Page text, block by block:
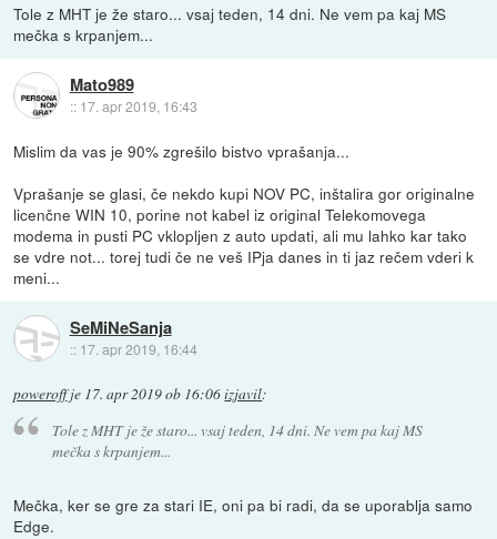
Tole z MHT je že staro... vsaj teden, 14 dni. Ne vem pa kaj MS
mečka s krpanjem...
Mato989
:: 17. apr 2019, 16:43
Mislim da vas je 90% zgrešilo bistvo vprašanja...
Vprašanje se glasi, če nekdo kupi NOV PC, inštalira gor originalne
licenčne WIN 10, porine not kabel iz original Telekomovega
modema in pusti PC vklopljen z auto updati, ali mu lahko kar tako
se vdre not... torej tudi če ne veš IPja danes in ti jaz rečem vderi k
meni...
SeMiNeSanja
:: 17. apr 2019, 16:44
poweroffje 17. apr 2019 ob 16:06izjavil:
Tole z MHT je že staro... vsaj teden, 14 dni. Ne vem pa kaj MS
mečka s krpanjem...
Mečka, ker se gre za stari IE, oni pa bi radi, da se uporablja samo
Edge.